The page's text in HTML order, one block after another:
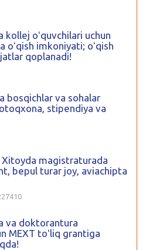
kollej oʻquvchilari uchun
oʻqish imkoniyati; oʻqish
qoplanadi!
bosqichlar va sohalar
stipendiya va
Xitoyda magistraturada
bepul turar joy, aviachipta
va doktorantura
MEXT toʻliq grantiga